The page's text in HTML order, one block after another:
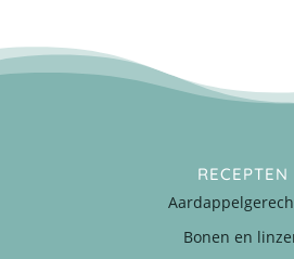
RECEPTEN
Bonen en